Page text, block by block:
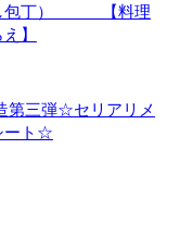
し包丁） 【料理
】
第三弾☆セリアリメ
ート☆